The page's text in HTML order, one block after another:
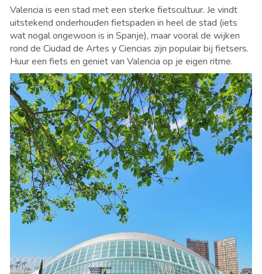
Valencia is een stad met een sterke fietscultuur. Je vindt
uitstekend onderhouden fietspaden in heel de stad (iets
wat nogal ongewoon is in Spanje), maar vooral de wijken
rond de Ciudad de Artes y Ciencias zijn populair bij fietsers.
Huur een fiets en geniet van Valencia op je eigen ritme.